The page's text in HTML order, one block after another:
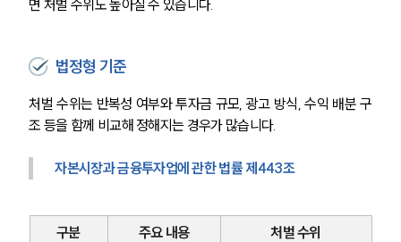
면 처벌 수위도 높아질 수 있습니다.
법정형 기준
처벌 수위는 반복성 여부와 투자금 규모, 광고 방식, 수익 배분 구
조 등을 함께 비교해 정해지는 경우가 많습니다.
자본시장과 금융투자업에 관한 법률 제443조
구분 주요 내용 처벌 수위